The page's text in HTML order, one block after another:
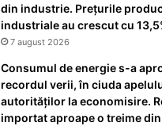
din industrie. Prețurile
industriale au crescut cu
7 august 2026
Consumul de energie s-a
recordul verii, în ciuda
autorităților la economisire.
importat aproape o treime